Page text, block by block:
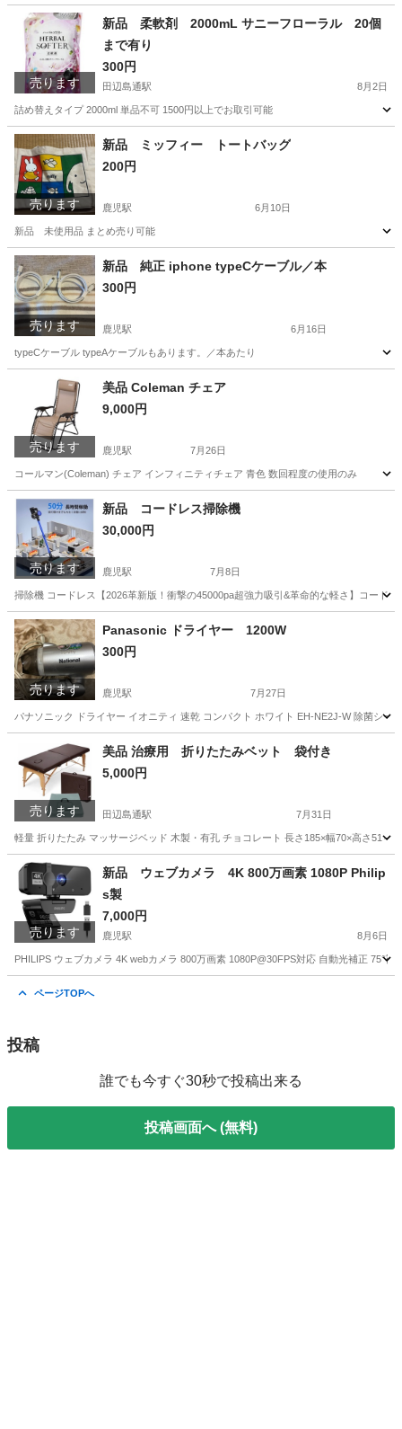
高知 高知市 鹿児駅 ゴルフ
売ります
新品 柔軟剤 2000mL サニーフローラル 20個
まで有り
300円
田辺島通駅 8月2日
詰め替えタイプ 2000ml 単品不可 1500円以上でお取引可能
高知 高知市 田辺島通駅 洗濯用品
売ります
新品 ミッフィー トートバッグ
200円
鹿児駅 6月10日
新品 未使用品 まとめ売り可能
高知 高知市 鹿児駅 ミッフィー
売ります
新品 純正 iphone typeCケーブル／本
300円
鹿児駅 6月16日
typeCケーブル typeAケーブルもあります。／本あたり
高知市 鹿児駅 携帯アクセサリー
売ります
美品 Coleman チェア
9,000円
鹿児駅 7月26日
コールマン(Coleman) チェア インフィニティチェア 青色 数回程度の使用のみ
高知 高知市 鹿児駅 椅子 Coleman
売ります
新品 コードレス掃除機
30,000円
鹿児駅 7月8日
掃除機 コードレス【2026革新版！衝撃の45000pa超強力吸引&革命的な軽さ】コード
高知 高知市 生活家電
売ります
Panasonic ドライヤー 1200W
300円
鹿児駅 7月27日
パナソニック ドライヤー イオニティ 速乾 コンパクト ホワイト EH-NE2J-W 除菌シー
高知市 鹿児駅 美容家電 ドライヤー
売ります
美品 治療用 折りたたみベット 袋付き
5,000円
田辺島通駅 7月31日
軽量 折りたたみ マッサージベッド 木製・有孔 チョコレート 長さ185×幅70×高さ51
高知 高知市 田辺島通駅 フィットネス、トレーニング
折りたたみ
売ります
新品 ウェブカメラ 4K 800万画素 1080P Philip
s製
7,000円
鹿児駅 8月6日
PHILIPS ウェブカメラ 4K webカメラ 800万画素 1080P@30FPS対応 自動光補正 75°視
ページTOPへ
投稿
誰でも今すぐ30秒で投稿出来る
投稿画面へ (無料)